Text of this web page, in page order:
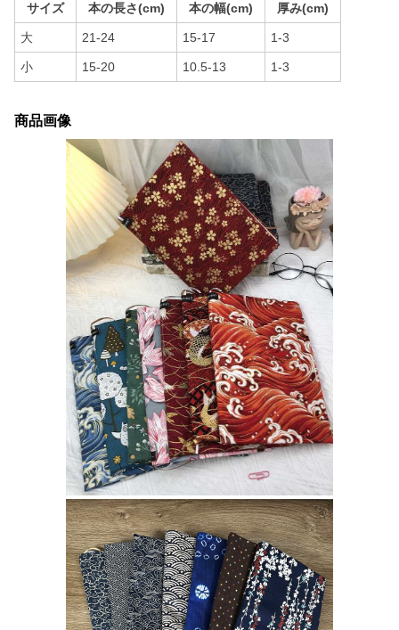
サイズ 本の長さ(cm) 本の幅(cm) 厚み(cm)
大 21-24 15-17 1-3
小 15-20 10.5-13 1-3
商品画像